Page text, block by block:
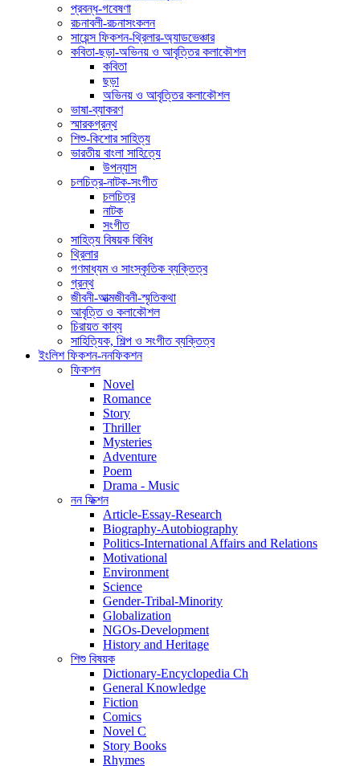
প্রবন্ধ-গবেষণা
রচনাবলী-রচনাসংকলন
সায়েন্স ফিকশন-থ্রিলার-অ্যাডভেঞ্চার
কবিতা-ছড়া-অভিনয় ও আবৃত্তির কলাকৌশল
কবিতা
ছড়া
অভিনয় ও আবৃত্তির কলাকৌশল
ভাষা-ব্যাকরণ
স্মারকগ্রন্থ
শিশু-কিশোর সাহিত্য
ভারতীয় বাংলা সাহিত্যে
উপন্যাস
চলচিত্র-নাটক-সংগীত
চলচিত্র
নাটক
সংগীত
সাহিত্য বিষয়ক বিবিধ
থ্রিলার
গণমাধ্যম ও সাংস্কৃতিক ব্যক্তিত্ব
গ্রন্থ
জীবনী-আত্মজীবনী-স্মৃতিকথা
আবৃত্তি ও কলাকৌশল
চিরায়ত কাব্য
সাহিত্যিক, শিল্প ও সংগীত ব্যক্তিত্ব
ইংলিশ ফিকশন-ননফিকশন
ফিকশন
Novel
Romance
Story
Thriller
Mysteries
Adventure
Poem
Drama - Music
নন ফিক্শন
Article-Essay-Research
Biography-Autobiography
Politics-International Affairs and Relations
Motivational
Environment
Science
Gender-Tribal-Minority
Globalization
NGOs-Development
History and Heritage
শিশু বিষয়ক
Dictionary-Encyclopedia Ch
General Knowledge
Fiction
Comics
Novel C
Story Books
Rhymes